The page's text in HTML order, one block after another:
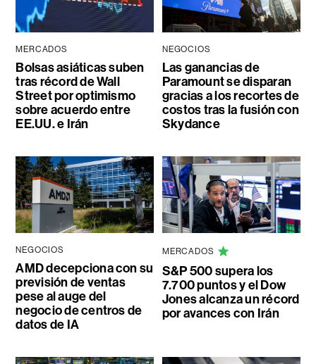
MERCADOS
Bolsas asiáticas suben
tras récord de Wall
Street por optimismo
sobre acuerdo entre
EE.UU. e Irán
NEGOCIOS
Las ganancias de
Paramount se disparan
gracias a los recortes de
costos tras la fusión con
Skydance
NEGOCIOS
AMD decepciona con su
previsión de ventas
pese al auge del
negocio de centros de
datos de IA
MERCADOS
S&P 500 supera los
7.700 puntos y el Dow
Jones alcanza un récord
por avances con Irán